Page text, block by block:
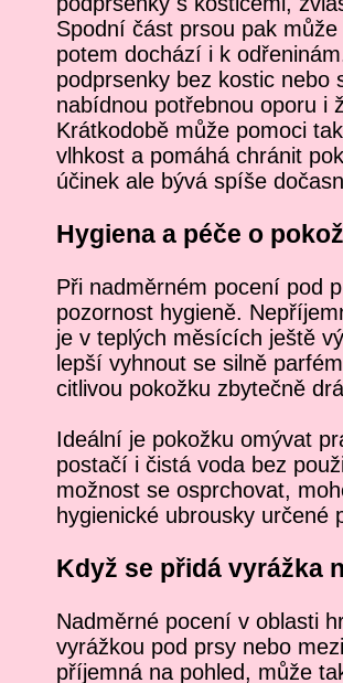
Spodní část prsou pak
potem dochází i k
podprsenky bez kostic nebo
nabídnou potřebnou oporu i
Krátkodobě může pomoci
vlhkost a pomáhá chránit
účinek ale bývá spíše
Hygiena a péče o
Při nadměrném pocení pod
pozornost hygieně.
je v teplých měsících ještě
lepší vyhnout se silně
citlivou pokožku zbytečně
Ideální je pokožku omývat
postačí i čistá voda bez
možnost se osprchovat,
hygienické ubrousky určené
Když se přidá vyrážka
Nadměrné pocení v oblasti
vyrážkou pod prsy nebo
příjemná na pohled, může